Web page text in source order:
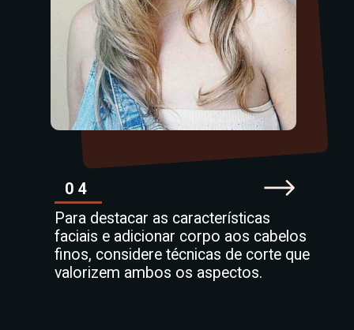
04
Para destacar as características
faciais e adicionar corpo aos cabelos
finos, considere técnicas de corte que
valorizem ambos os aspectos.